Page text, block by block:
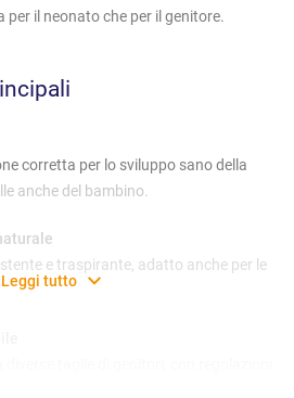
per il neonato che per il genitore.
corretta per lo sviluppo sano della
anche del bambino.
e traspirante, adatto anche per le
Leggi tutto